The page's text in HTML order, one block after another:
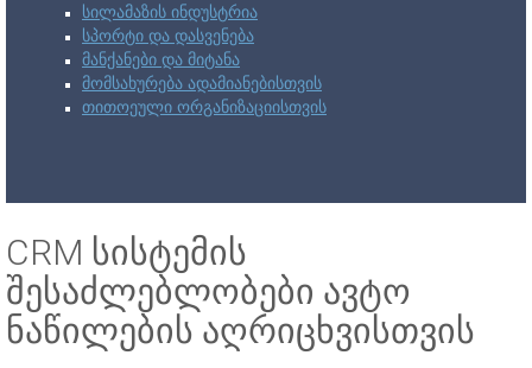
სილამაზის ინდუსტრია
სპორტი და დასვენება
მანქანები და მიტანა
მომსახურება ადამიანებისთვის
თითოეული ორგანიზაციისთვის
CRM სისტემის
შესაძლებლობები ავტო
ნაწილების აღრიცხვისთვის